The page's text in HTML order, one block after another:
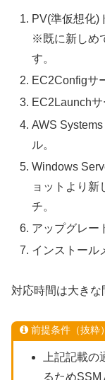
PV(準仮想化)
※既に新しめ
す。
EC2Configサ
EC2Launchサ
AWS
ル。
Windows
ョットより新
チ。
アップグレー
インストール
対応時間は大き
前提条件（抜粋）
上記記載
るため